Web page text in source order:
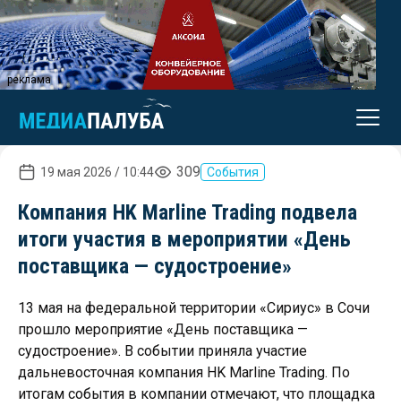
реклама
19 мая 2026 / 10:44 309 События
Компания HK Marline Trading подвела
итоги участия в мероприятии «День
поставщика — судостроение»
13 мая на федеральной территории «Сириус» в Сочи
прошло мероприятие «День поставщика —
судостроение». В событии приняла участие
дальневосточная компания HK Marline Trading. По
итогам события в компании отмечают, что площадка